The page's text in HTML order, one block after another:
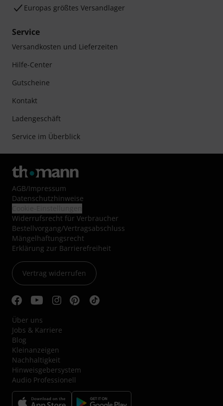
Europas größtes Versandlager
Service
Versandkosten und Lieferzeiten
Hilfe-Center
Gutscheine
Kontakt
Ladengeschäft
Service im Überblick
AGB/Impressum
Datenschutzhinweise
Widerrufsrecht für Verbraucher
Bestellvorgang/Vertragsabschluss
Mängelhaftungsrecht
Erklärung zur Barrierefreiheit
Vertrag widerrufen
Über uns
Jobs & Karriere
Blog
Kleinanzeigen
Nachhaltigkeit
Hinweisgebersystem
Audio Professionell